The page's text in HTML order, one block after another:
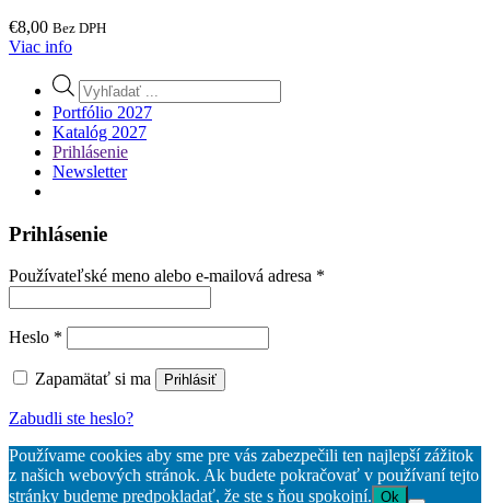
€8,00 Bez DPH
Viac info
Products
search
Portfólio 2027
Katalóg 2027
Prihlásenie
Newsletter
Prihlásenie
Používateľské meno alebo e-mailová adresa *
Heslo *
Zapamätať si ma Prihlásiť
Zabudli ste heslo?
Používame cookies aby sme pre vás zabezpečili ten najlepší zážitok
z našich webových stránok. Ak budete pokračovať v používaní tejto
stránky budeme predpokladať, že ste s ňou spokojní. Ok